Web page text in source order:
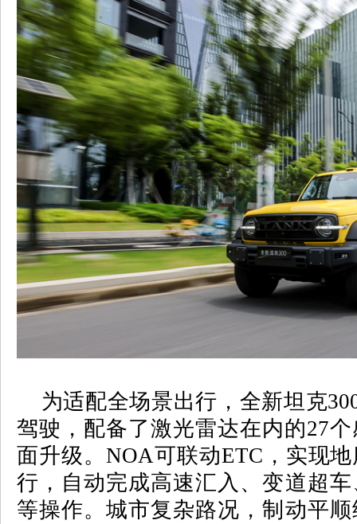
为适配全场景出行，全新坦克
驾驶，配备了激光雷达在内的27个
面升级。 NOA可联动ETC ，实现
行，自动完成高速汇入、变道超
等操作。城市复杂路况，制动平